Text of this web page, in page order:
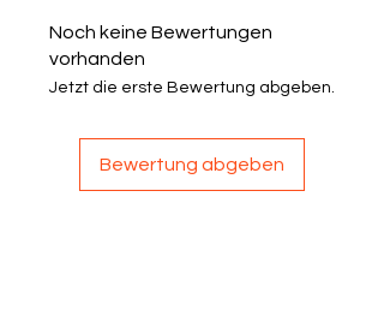
Noch keine Bewertungen
vorhanden
Jetzt die erste Bewertung abgeben.
Bewertung abgeben